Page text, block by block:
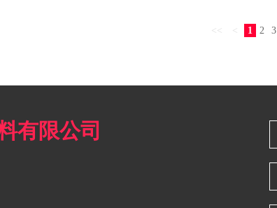
<< < 1 2 3
有限公司